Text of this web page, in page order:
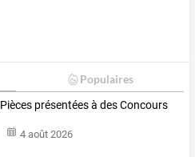
Populaires
Pièces présentées à des Concours
4 août 2026